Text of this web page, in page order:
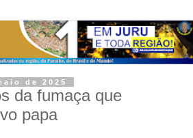
de 2025
da fumaça que
papa